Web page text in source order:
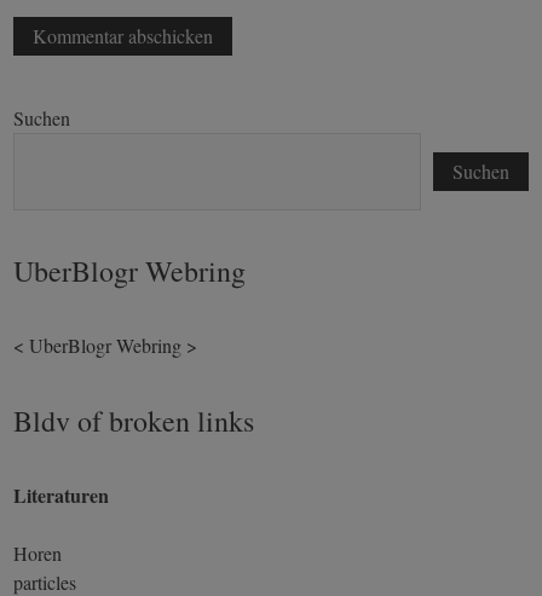
Suchen
Suchen
UberBlogr Webring
< UberBlogr Webring >
Bldv of broken links
Literaturen
Horen
particles